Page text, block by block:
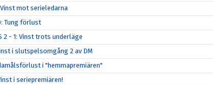
mot serieledarna
Tung förlust
2 - 1: Vinst trots underläge
i slutspelsomgång 2 av DM
i "hemmapremiären"
i seriepremiären!